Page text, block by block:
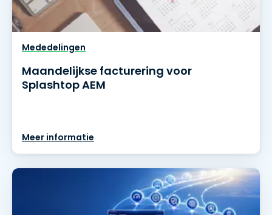
Mededelingen
Maandelijkse facturering voor
Splashtop AEM
Meer informatie